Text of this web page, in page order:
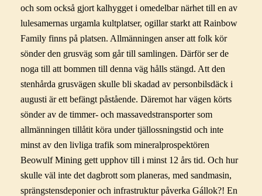
och som också gjort kalhygget i omedelbar närhet till en av
lulesamernas urgamla kultplatser, ogillar starkt att Rainbow
Family finns på platsen. Allmänningen anser att folk kör
sönder den grusväg som går till samlingen. Därför ser de
noga till att bommen till denna väg hålls stängd. Att den
stenhårda grusvägen skulle bli skadad av personbilsdäck i
augusti är ett befängt påstående. Däremot har vägen körts
sönder av de timmer- och massavedstransporter som
allmänningen tillåtit köra under tjällossningstid och inte
minst av den livliga trafik som mineralprospektören
Beowulf Mining gett upphov till i minst 12 års tid. Och hur
skulle väl inte det dagbrott som planeras, med sandmasin,
sprängstensdeponier och infrastruktur påverka Gállok?! En